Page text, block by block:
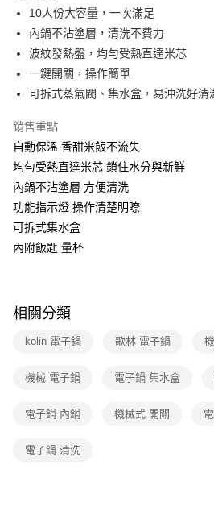
免運費
離島宅配-常溫商品
免運費
10人份大容量，一次滿足
內鍋不沾塗層，清洗不費力
波紋發熱盤，均勻受熱直達米芯
一鍵開關，操作簡單
可拆式蒸氣閥、集水盒，易沖洗好清
銷售重點
自動保溫 香甜米飯不流失
均勻受熱直達米芯 鎖住水分與新鮮
內鍋不沾塗層 方便清洗
功能指示燈 操作清楚明瞭
可拆式集水盒
內附飯匙 量杯
相關分類
kolin 電子鍋 歌林 電子鍋
機械 電子鍋 電子鍋 集水盒
電子鍋 內鍋 機械式 開關
電子鍋 清洗